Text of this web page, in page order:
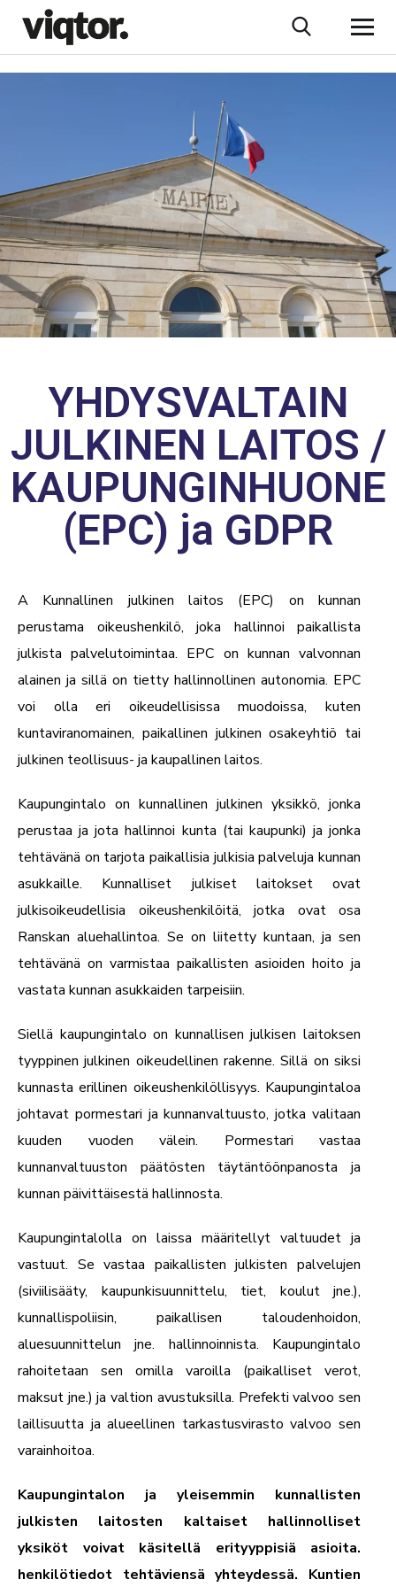
YHDYSVALTAIN
JULKINEN LAITOS /
KAUPUNGINHUONE
(EPC) ja GDPR
A Kunnallinen julkinen laitos (EPC) on kunnan
perustama oikeushenkilö, joka hallinnoi paikallista
julkista palvelutoimintaa. EPC on kunnan valvonnan
alainen ja sillä on tietty hallinnollinen autonomia. EPC
voi olla eri oikeudellisissa muodoissa, kuten
kuntaviranomainen, paikallinen julkinen osakeyhtiö tai
julkinen teollisuus- ja kaupallinen laitos.
Kaupungintalo on kunnallinen julkinen yksikkö, jonka
perustaa ja jota hallinnoi kunta (tai kaupunki) ja jonka
tehtävänä on tarjota paikallisia julkisia palveluja kunnan
asukkaille. Kunnalliset julkiset laitokset ovat
julkisoikeudellisia oikeushenkilöitä, jotka ovat osa
Ranskan aluehallintoa. Se on liitetty kuntaan, ja sen
tehtävänä on varmistaa paikallisten asioiden hoito ja
vastata kunnan asukkaiden tarpeisiin.
Siellä kaupungintalo on kunnallisen julkisen laitoksen
tyyppinen julkinen oikeudellinen rakenne. Sillä on siksi
kunnasta erillinen oikeushenkilöllisyys. Kaupungintaloa
johtavat pormestari ja kunnanvaltuusto, jotka valitaan
kuuden vuoden välein. Pormestari vastaa
kunnanvaltuuston päätösten täytäntöönpanosta ja
kunnan päivittäisestä hallinnosta.
Kaupungintalolla on laissa määritellyt valtuudet ja
vastuut. Se vastaa paikallisten julkisten palvelujen
(siviilisääty, kaupunkisuunnittelu, tiet, koulut jne.),
kunnallispoliisin, paikallisen taloudenhoidon,
aluesuunnittelun jne. hallinnoinnista. Kaupungintalo
rahoitetaan sen omilla varoilla (paikalliset verot,
maksut jne.) ja valtion avustuksilla. Prefekti valvoo sen
laillisuutta ja alueellinen tarkastusvirasto valvoo sen
varainhoitoa.
Kaupungintalon ja yleisemmin kunnallisten
julkisten laitosten kaltaiset hallinnolliset
yksiköt voivat käsitellä erityyppisiä asioita.
henkilötiedot tehtäviensä yhteydessä. Kuntien